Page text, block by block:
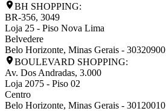
BH SHOPPING:
BR-356, 3049
Loja 25 - Piso Nova Lima
Belvedere
Belo Horizonte, Minas Gerais - 30320900
BOULEVARD SHOPPING:
Av. Dos Andradas, 3.000
Loja 2075 - Piso 02
Centro
Belo Horizonte, Minas Gerais - 30120010